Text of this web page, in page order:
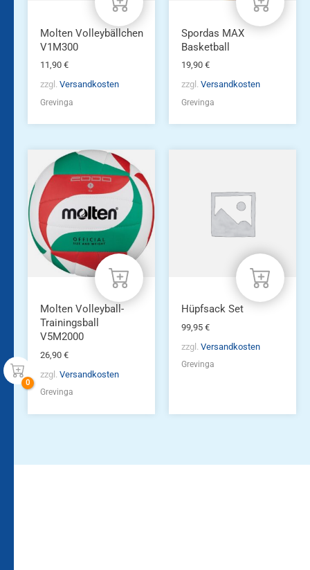
Molten Volleybällchen
V1M300
11,90 €
zzgl. Versandkosten
Grevinga
Spordas MAX
Basketball
19,90 €
zzgl. Versandkosten
Grevinga
Molten Volleyball-
Trainingsball
V5M2000
26,90 €
zzgl. Versandkosten
Grevinga
Hüpfsack Set
99,95 €
zzgl. Versandkosten
Grevinga